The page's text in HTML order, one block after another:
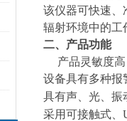
该仪器可快速、
辐射环境中的工
二、产品功能
产品灵敏度高
设备具有多种报
具有声、光、振
采用可接触式、